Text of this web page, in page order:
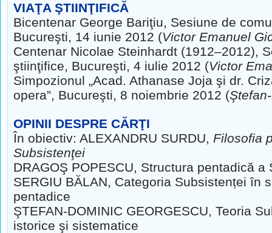
VIAŢA ŞTIINŢIFICĂ
Bicentenar George Bariţiu, Sesiune de
Bucureşti, 14 iunie 2012 (Victor Emanuel
Centenar Nicolae Steinhardt (1912–2012),
ştiinţifice, Bucureşti, 4 iulie 2012 (Victor
Simpozionul „Acad. Athanase Joja şi dr.
opera”, Bucureşti, 8 noiembrie 2012 (
OPINII DESPRE CĂRŢI
În obiectiv: ALEXANDRU SURDU, Filosofia
Subsistenţei
DRAGOŞ POPESCU, Structura pentadică a
SERGIU BĂLAN, Categoria Subsistenței în
pentadice
ŞTEFAN-DOMINIC GEORGESCU, Teoria
istorice şi sistematice